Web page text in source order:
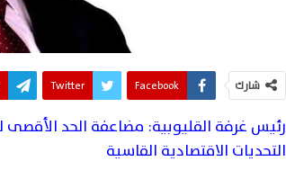
شارك Facebook
Twitter
رئيس غرفة القليوبية: مضاعفة الحد
التحديات الاقتصادية القاسية